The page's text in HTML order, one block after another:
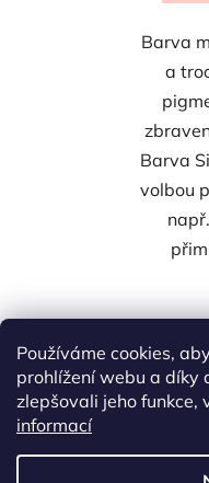
Používáme cookies,
prohlížení webu a díky
zlepšovali jeho funkce,
informací
Barva
a
Barva
volbou
5